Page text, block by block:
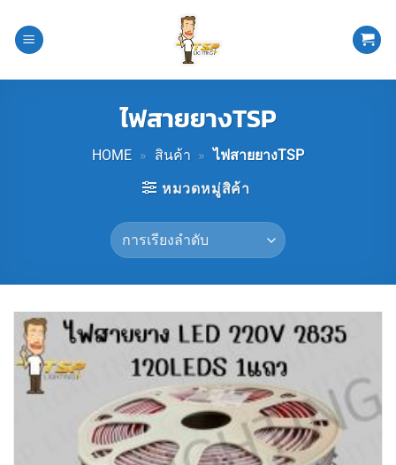
เนื้อหา
ไฟสายยางTSP
HOME » สินค้า » ไฟสายยางTSP
หมวดหมู่สิค้า